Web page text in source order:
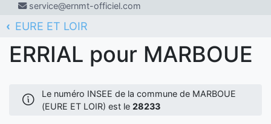
service@ernmt-officiel.com
ERNMT Officiel
ERRIAL
EURE ET LOIR
MARBOUE
ERRIAL pour MARBOUE
Le numéro INSEE de la commune de MARBOUE
(EURE ET LOIR) est le 28233